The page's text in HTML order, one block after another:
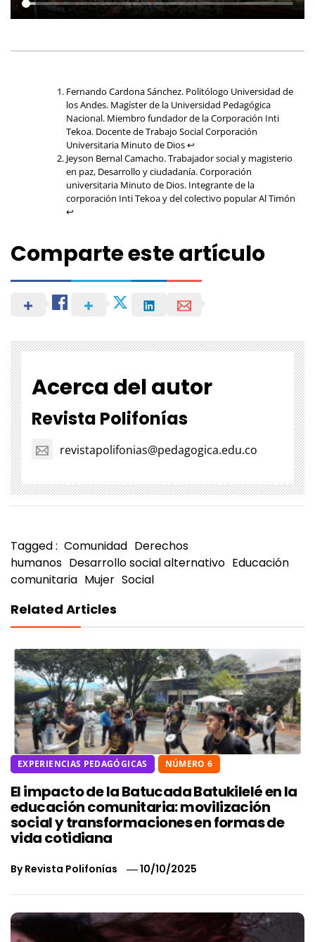
Fernando Cardona Sánchez. Politólogo Universidad de
los Andes. Magíster de la Universidad Pedagógica
Nacional. Miembro fundador de la Corporación Inti
Tekoa. Docente de Trabajo Social Corporación
Universitaria Minuto de Dios↩︎
Jeyson Bernal Camacho. Trabajador social y magisterio
en paz, Desarrollo y ciudadanía. Corporación
universitaria Minuto de Dios. Integrante de la
corporación Inti Tekoa y del colectivo popular Al Timón
↩︎
Comparte este artículo
Acerca del autor
Revista Polifonías
revistapolifonias@pedagogica.edu.co
Tagged : Comunidad Derechos
humanos Desarrollo social alternativo Educación
comunitaria Mujer Social
Related Articles
EXPERIENCIAS PEDAGÓGICAS NÚMERO 6
El impacto de la Batucada Batukilelé en la
educación comunitaria: movilización
social y transformaciones en formas de
vida cotidiana
ByRevista Polifonías 10/10/2025